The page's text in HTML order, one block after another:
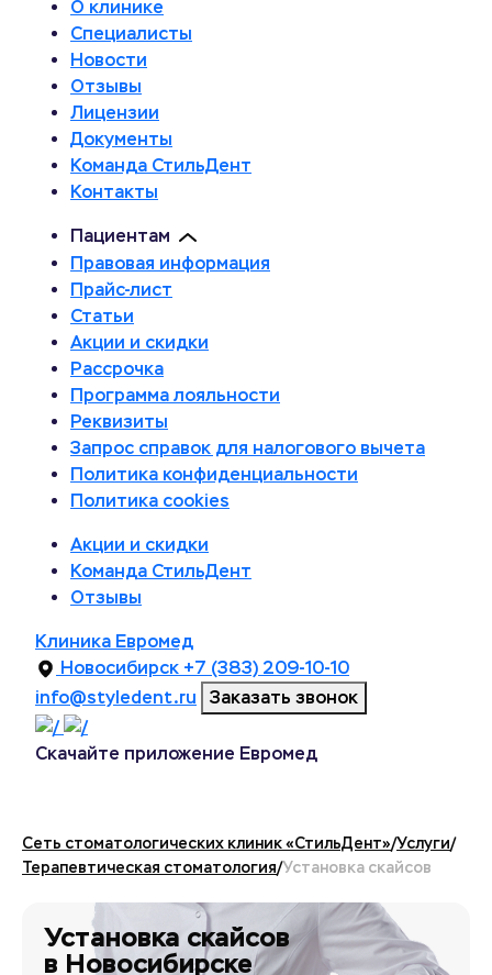
О клинике
Специалисты
Новости
Отзывы
Лицензии
Документы
Команда СтильДент
Контакты
Пациентам
Правовая информация
Прайс-лист
Статьи
Акции и скидки
Рассрочка
Программа лояльности
Реквизиты
Запрос справок для налогового вычета
Политика конфиденциальности
Политика cookies
Акции и скидки
Команда СтильДент
Отзывы
Клиника Евромед
Новосибирск +7 (383) 209-10-10
info@styledent.ru
Заказать звонок
Скачайте приложение Евромед
Сеть стоматологических клиник «СтильДент»/Услуги/
Терапевтическая стоматология/Установка скайсов
Установка скайсов
в Новосибирске